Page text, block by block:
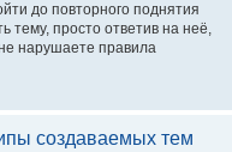
до повторного поднятия
просто ответив на неё,
нарушаете правила
создаваемых тем